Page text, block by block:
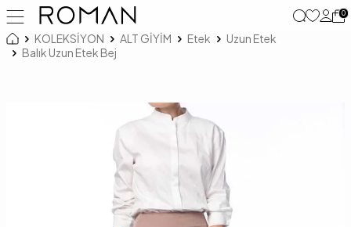
0
KOLEKSİYON ALT GİYİM Etek
Uzun Etek
Balık Uzun Etek Bej